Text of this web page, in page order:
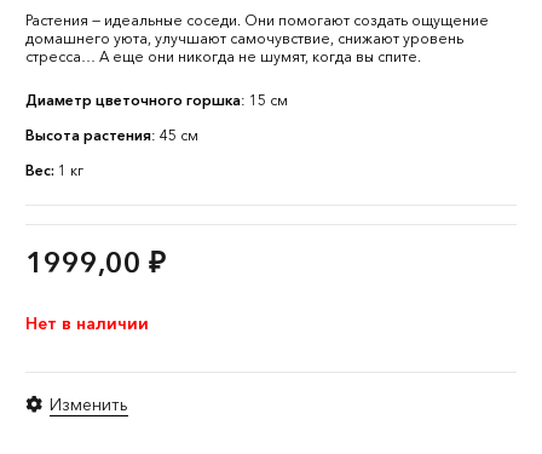
Растения — идеальные соседи. Они помогают создать ощущение
домашнего уюта, улучшают самочувствие, снижают уровень
стресса… А еще они никогда не шумят, когда вы спите.
Диаметр цветочного горшка: 15 см
Высота растения: 45 см
Вес: 1 кг
1999,00 ₽
Нет в наличии
Изменить